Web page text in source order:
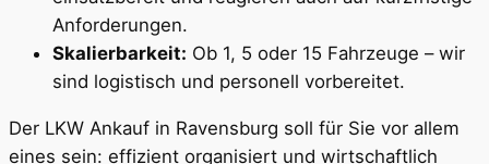
Anforderungen.
Skalierbarkeit: Ob 1, 5 oder 15 Fahrzeuge – wir
sind logistisch und personell vorbereitet.
Der LKW Ankauf in Ravensburg soll für Sie vor allem
eines sein: effizient organisiert und wirtschaftlich